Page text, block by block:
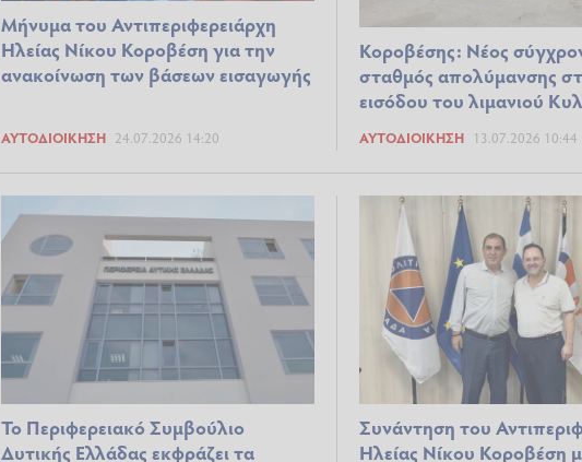
Μήνυμα του Αντιπεριφερειάρχη
Ηλείας Νίκου Κοροβέση για την
ανακοίνωση των βάσεων εισαγωγής
ΑΥΤΟΔΙΟΊΚΗΣΗ 24.07.2026 14:20
Κοροβέσης: Νέος
σταθμός απολύμανσης
εισόδου του λιμανιού
ΑΥΤΟΔΙΟΊΚΗΣΗ 13.07.2026 10:44
Το Περιφερειακό Συμβούλιο
Δυτικής Ελλάδας εκφράζει τα
Συνάντηση του
Ηλείας Νίκου Κοροβέση